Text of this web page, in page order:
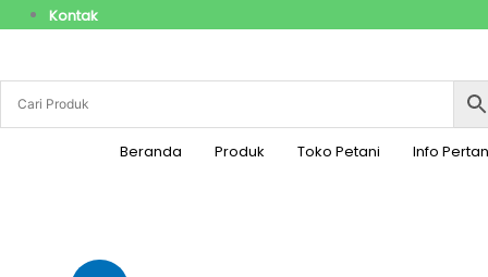
Kontak
Beranda Produk Toko Petani Info